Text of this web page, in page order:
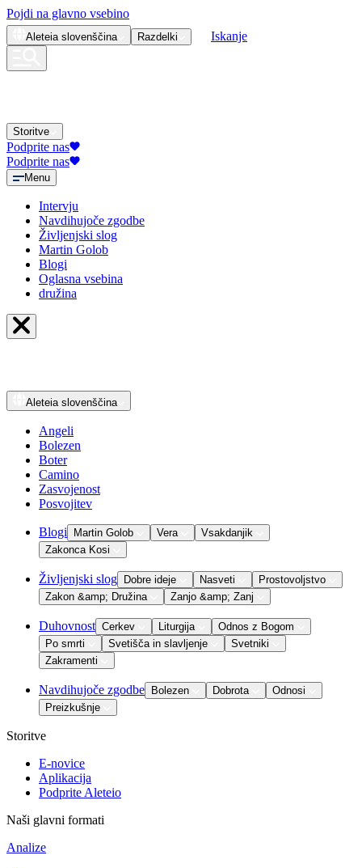
Pojdi na glavno vsebino
Aleteia slovenščina Razdelki Iskanje
Storitve
Podprite nas
Podprite nas
Menu
Intervju
Navdihujoče zgodbe
Življenjski slog
Martin Golob
Blogi
Oglasna vsebina
družina
Aleteia slovenščina
Angeli
Bolezen
Boter
Camino
Zasvojenost
Posvojitev
Blogi Martin Golob Vera
Vsakdanjik
Zakonca Kosi
Življenjski slog Dobre ideje Nasveti
Prostovoljstvo
Zakon &amp; Družina
Zanjo &amp; Zanj
Duhovnost Cerkev Liturgija
Odnos z Bogom
Po smrti
Svetišča in slavljenje
Svetniki
Zakramenti
Navdihujoče zgodbe Bolezen Dobrota
Odnosi
Preizkušnje
Storitve
E-novice
Aplikacija
Podprite Aleteio
Naši glavni formati
Analize